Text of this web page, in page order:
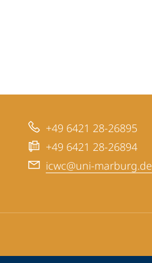
+49 6421 28-26895
+49 6421 28-26894
icwc@uni-marburg.de